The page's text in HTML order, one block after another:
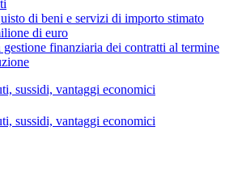
di beni e servizi di importo stimato
di euro
gestione finanziaria dei contratti al termine
sussidi, vantaggi economici
sussidi, vantaggi economici